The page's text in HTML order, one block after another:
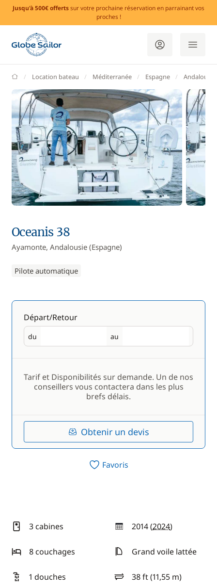
Jusqu'à 500€ offertssur votre prochaine réservation en parrainant vos
proches !
GlobeSailor
Location bateau Méditerranée Espagne Andalousie
Oceanis 38
Ayamonte, Andalousie (Espagne)
Pilote automatique
Départ/Retour
du
Départ au
Retour
Tarif et Disponibilités sur demande. Un de nos
conseillers vous contactera dans les plus
brefs délais.
Obtenir un devis
Favoris
3 cabines 2014 (2024)
année
8 couchages
Grand voile lattée
1 douches 38 ft (11,55 m)
longueur